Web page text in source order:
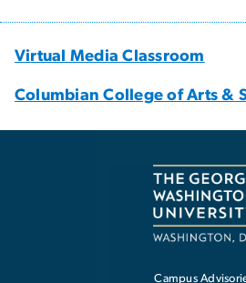
Virtual Media Classroom
Columbian College of Arts &
Campus